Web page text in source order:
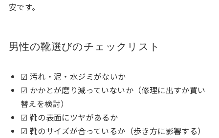
安です。
男性の靴選びのチェックリスト
☑ 汚れ・泥・水ジミがないか
☑ かかとが磨り減っていないか（修理に出すか買い
替えを検討）
☑ 靴の表面にツヤがあるか
☑ 靴のサイズが合っているか（歩き方に影響する）